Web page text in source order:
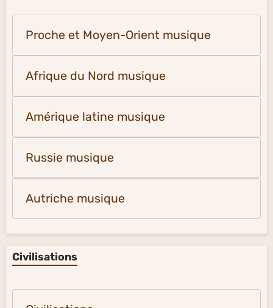
Proche et Moyen-Orient musique
Afrique du Nord musique
Amérique latine musique
Russie musique
Autriche musique
Civilisations